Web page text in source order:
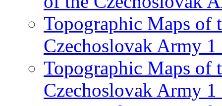
Topographic Maps of
Czechoslovak Army
Topographic Maps of
Czechoslovak Army